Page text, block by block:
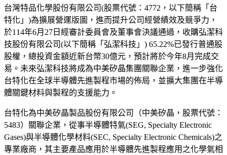
台灣特品化學股份有限公司(股票代號：4772，以下簡稱「台
特化」)為擴展營運版圖，進而提升公司經營績效及競爭力，
於114年6月27日經審計委員會及董事會決議通過，收購弘潔科
技股份有限公司(以下簡稱「弘潔科技」) 65.22%已發行普通股
股權，總投資金額近新台幣30億元，預計將於今年8月完成交
易。未來弘潔科技將成為中美矽晶集團關聯企業，進一步強化
台特化在全球半導體先進製程市場的佈局，並擴大集團在半導
體關鍵材料與製程的支援能力。
台特化為中美矽晶製品股份有限公司（中美矽晶，股票代號：
5483）關聯企業，從事半導體特氣(SEG, Specialty Electronic
Gases)與半導體化學材料(SEC, Specialty Electronic Chemicals)之
專業廠商，其主要產品應用於半導體先進製程應用之化學氣相